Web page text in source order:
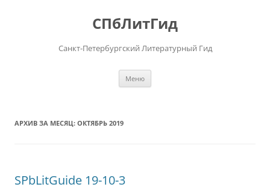
СПбЛитГид
Санкт-Петербургский Литературный Гид
Меню
АРХИВ ЗА МЕСЯЦ: ОКТЯБРЬ 2019
SPbLitGuide 19-10-3